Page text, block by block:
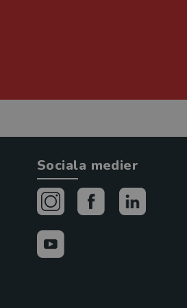
Sociala medier